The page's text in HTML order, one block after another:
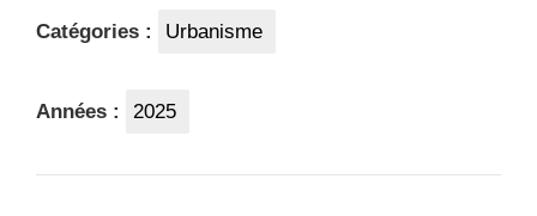
Catégories : Urbanisme
Années : 2025